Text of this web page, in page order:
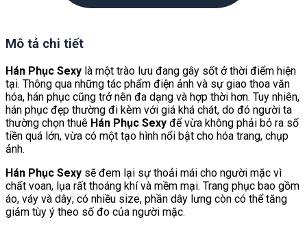
Mô tả chi tiết
Hán Phục Sexy là một trào lưu đang gây sốt ở thời điểm hiện
tại. Thông qua những tác phẩm điện ảnh và sự giao thoa văn
hóa, hán phục cũng trở nên đa dạng và hợp thời hơn. Tuy nhiên,
hán phục đẹp thường đi kèm với giá khá chát, do đó người ta
thường chọn thuê Hán Phục Sexy để vừa không phải bỏ ra số
tiền quá lớn, vừa có một tạo hình nổi bật cho hóa trang, chụp
ảnh.
Hán Phục Sexy sẽ đem lại sự thoải mái cho người mặc vì
chất voan, lụa rất thoáng khí và mềm mại. Trang phục bao gồm
áo, váy và dây; có nhiều size, phần dây lưng còn có thể tăng
giảm tùy ý theo số đo của người mặc.